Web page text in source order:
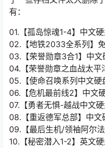
有：
01.【孤岛惊魂1-4】中文
02.【地铁2033全系列】
03.【荣誉勋章3合1】中文
04.【荣誉勋章之血战太平
05.【使命召唤系列中文硬
06.【危机最前线2】中文
07.【勇者无惧-越战中文硬
08.【重返德军总部】中文
09.【最后生机/领袖阿尔
10.【秘密潜入1-2】英文硬